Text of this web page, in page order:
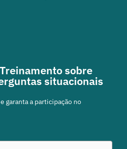
sobre
situacionais
garanta a participação no